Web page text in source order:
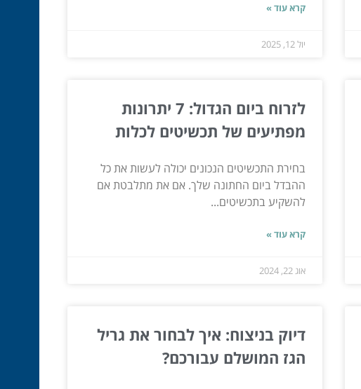
קרא עוד »
יול 12, 2025
לזרוח ביום הגדול: 7 יתרונות
מפתיעים של תכשיטים לכלות
בחירת התכשיטים הנכונים יכולה לעשות את כל
ההבדל ביום החתונה שלך. אם את מתלבטת אם
להשקיע בתכשיטים...
קרא עוד »
אוג 22, 2024
דיוק בניצוח: איך לבחור את גריל
הגז המושלם עבורכם?